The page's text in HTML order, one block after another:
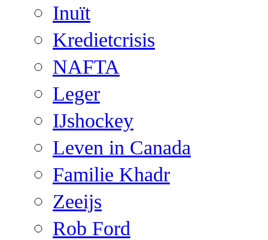
Inuït
Kredietcrisis
NAFTA
Leger
IJshockey
Leven in Canada
Familie Khadr
Zeeijs
Rob Ford